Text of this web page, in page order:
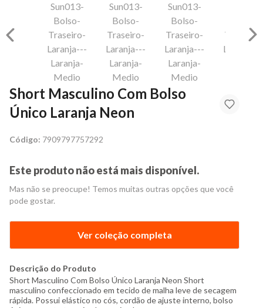
Short Masculino Com Bolso
Único Laranja Neon
Código: 7909797757292
Este produto não está mais disponível.
Mas não se preocupe! Temos muitas outras opções que você
pode gostar.
Ver coleção completa
Descrição do Produto
Short Masculino Com Bolso Único Laranja Neon Short
masculino confeccionado em tecido de malha leve de secagem
rápida. Possui elástico no cós, cordão de ajuste interno, bolso